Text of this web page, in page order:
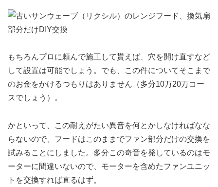
もちろんプロに頼んで施工して貰えば、穴を開け直すなど
して設置は可能でしょう。でも、この件についてそこまで
のお金をかけるつもりはありません（多分10万20万コー
スでしょう）。
かといって、この耐えがたい異音を何とかしなければなな
らないので、フードはこのままでファン部分だけの交換を
試みることにしました。多分この奇音を発しているのはモ
ーターに間違いないので、モーターを含めたファンユニッ
トを交換すれば直るはず。